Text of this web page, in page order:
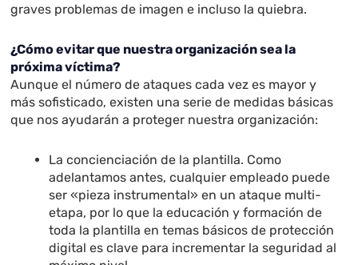
graves problemas de imagen e incluso la quiebra.
¿Cómo evitar que nuestra organización sea la
próxima víctima?
Aunque el número de ataques cada vez es mayor y
más sofisticado, existen una serie de medidas básicas
que nos ayudarán a proteger nuestra organización:
La concienciación de la plantilla. Como
adelantamos antes, cualquier empleado puede
ser «pieza instrumental» en un ataque multi-
etapa, por lo que la educación y formación de
toda la plantilla en temas básicos de protección
digital es clave para incrementar la seguridad al